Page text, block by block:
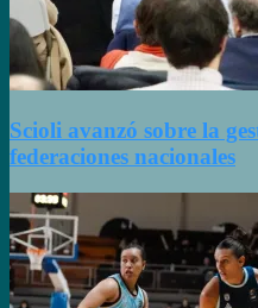
Scioli avanzó sobre la
federaciones nacionales